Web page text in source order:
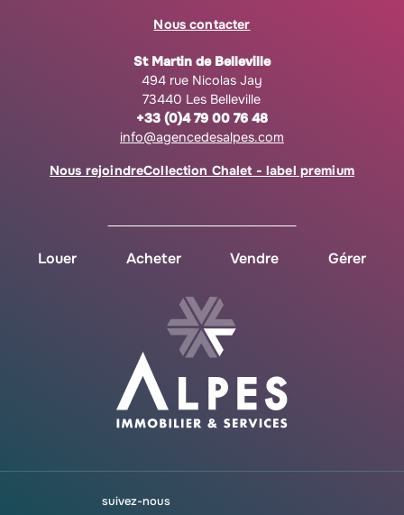
Nous contacter
St Martin de Belleville
494 rue Nicolas Jay
73440 Les Belleville
+33 (0)4 79 00 76 48
info@agencedesalpes.com
Nous rejoindreCollection Chalet - label premium
Louer Acheter Vendre Gérer
suivez-nous